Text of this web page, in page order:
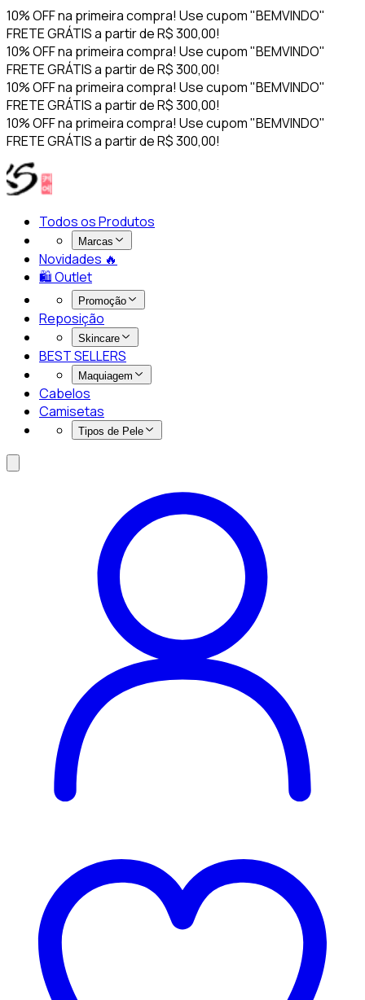
10% OFF na primeira compra! Use cupom "BEMVINDO"
FRETE GRÁTIS a partir de R$ 300,00!
10% OFF na primeira compra! Use cupom "BEMVINDO"
FRETE GRÁTIS a partir de R$ 300,00!
10% OFF na primeira compra! Use cupom "BEMVINDO"
FRETE GRÁTIS a partir de R$ 300,00!
10% OFF na primeira compra! Use cupom "BEMVINDO"
FRETE GRÁTIS a partir de R$ 300,00!
Todos os Produtos
Marcas
Novidades 🔥​
🛍️ Outlet
Promoção
Reposição
Skincare
BEST SELLERS
Maquiagem
Cabelos
Camisetas
Tipos de Pele